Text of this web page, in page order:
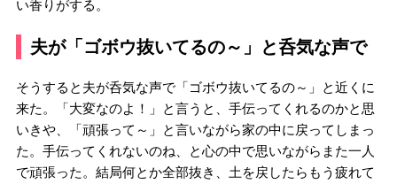
い香りがする。
夫が「ゴボウ抜いてるの～」と呑気な声で
そうすると夫が呑気な声で「ゴボウ抜いてるの～」と近くに
来た。「大変なのよ！」と言うと、手伝ってくれるのかと思
いきや、「頑張って～」と言いながら家の中に戻ってしまっ
た。手伝ってくれないのね、と心の中で思いながらまた一人
で頑張った。結局何とか全部抜き、土を戻したらもう疲れて